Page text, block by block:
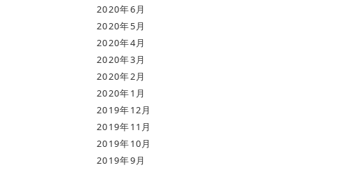
2020年6月
2020年5月
2020年4月
2020年3月
2020年2月
2020年1月
2019年12月
2019年11月
2019年10月
2019年9月